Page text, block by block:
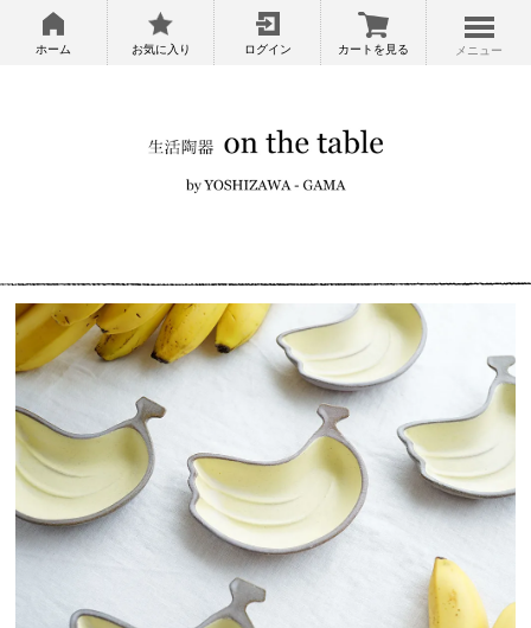
ホーム お気に入り ログイン カートを見る メニュー